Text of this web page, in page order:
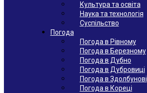
Культура та освіта
Наука та технологія
Суспільство
Погода
Погода в Рівному
Погода в Березному
Погода в Дубно
Погода в Дубровиці
Погода в Здолбунові
Погода в Кореці